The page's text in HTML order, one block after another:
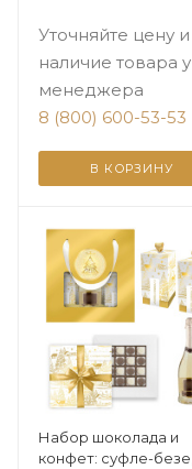
Уточняйте цену и
наличие товара у
менеджера
8 (800) 600-53-53
В КОРЗИНУ
Набор шоколада и
конфет: суфле-безе,